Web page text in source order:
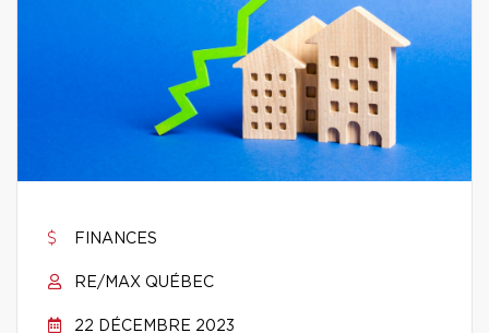
FINANCES
RE/MAX QUÉBEC
22 DÉCEMBRE 2023